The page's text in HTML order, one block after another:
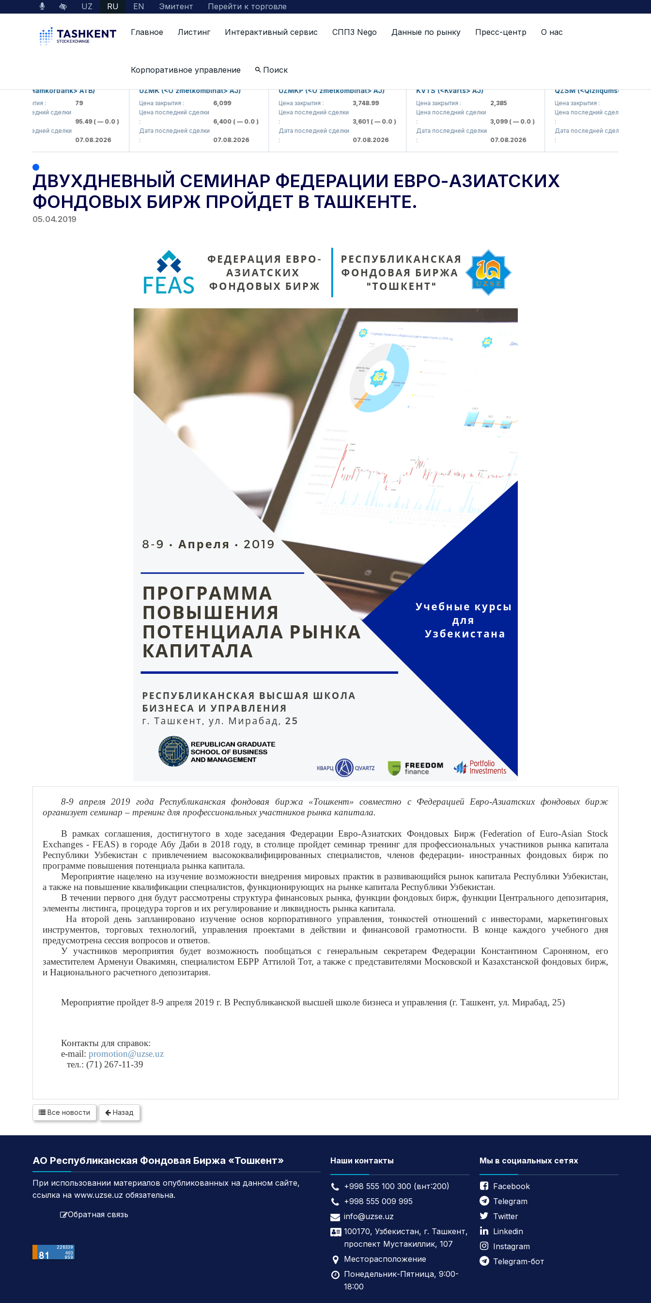
UZ RU EN Эмитент Перейти к торговле
Главное Листинг Интерактивный сервис СППЗ Nego Данные по рынку Пресс-центр О нас
Корпоративное управление Поиск
Новости Двухдневный семинар Федерации Евро-Азиатских фондовых бирж пройдет в Ташкенте.
(<Hamkorbank> ATB)
закрытия :
последний сделки
95.49( — 0.0 )
последней сделки
07.08.2026
UZMK (<O'zmetkombinat> AJ)
Цена закрытия :
6,099
Цена последний сделки
6,400( — 0.0 )
Дата последней сделки
07.08.2026
UZMKP (<O'zmetkombinat> AJ)
Цена закрытия :
3,748.99
Цена последний сделки
3,601( — 0.0 )
Дата последней сделки
07.08.2026
KVTS (<Kvarts> AJ)
Цена закрытия :
2,385
Цена последний сделки
3,099( — 0.0 )
Дата последней сделки
07.08.2026
QZSM (<Qizilqumsement> AJ)
Цена закрытия :
Цена последний сделки
Дата последней сделки
ДВУХДНЕВНЫЙ СЕМИНАР ФЕДЕРАЦИИ ЕВРО-АЗИАТСКИХ
ФОНДОВЫХ БИРЖ ПРОЙДЕТ В ТАШКЕНТЕ.
05.04.2019
8-9 апреля 2019 года Республиканская фондовая биржа «Тошкент» совместно с Федерацией Евро-Азиатских фондовых бирж
организует семинар – тренинг для профессиональных участников рынка капитала.
В рамках соглашения, достигнутого в ходе заседания Федерации Евро-Азиатских Фондовых Бирж (Federation of Euro-Asian Stock
Exchanges - FEAS) в городе Абу Даби в 2018 году, в столице пройдет семинар тренинг для профессиональных участников рынка капитала
Республики Узбекистан с привлечением высококвалифицированных специалистов, членов федерации- иностранных фондовых бирж по
программе повышения потенциала рынка капитала.
Мероприятие нацелено на изучение возможности внедрения мировых практик в развивающийся рынок капитала Республики Узбекистан,
а также на повышение квалификации специалистов, функционирующих на рынке капитала Республики Узбекистан.
В течении первого дня будут рассмотрены структура финансовых рынка, функции фондовых бирж, функции Центрального депозитария,
элементы листинга, процедура торгов и их регулирование и ликвидность рынка капитала.
На второй день запланировано изучение основ корпоративного управления, тонкостей отношений с инвесторами, маркетинговых
инструментов, торговых технологий, управления проектами в действии и финансовой грамотности. В конце каждого учебного дня
предусмотрена сессия вопросов и ответов.
У участников мероприятия будет возможность пообщаться с генеральным секретарем Федерации Константином Сароняном, его
заместителем Арменуи Овакимян, специалистом ЕБРР Аттилой Тот, а также с представителями Московской и Казахстанской фондовых бирж,
и Национального расчетного депозитария.
Мероприятие пройдет 8-9 апреля 2019 г. В Республиканской высшей школе бизнеса и управления (г. Ташкент, ул. Мирабад, 25)
Контакты для справок:
e-mail: promotion@uzse.uz
тел.: (71) 267-11-39
Все новости Назад
АО Республиканская Фондовая Биржа «Тошкент»
При использовании материалов опубликованных на данном сайте,
ссылка на www.uzse.uz обязательна.
Обратная связь
Наши контакты
+998 555 100 300 (внт:200)
+998 555 009 995
info@uzse.uz
100170, Узбекистан, г. Ташкент,
проспект Мустакиллик, 107
Месторасположение
Понедельник-Пятница, 9:00-
18:00
Мы в социальных сетях
Facebook
Telegram
Twitter
Linkedin
Instagram
Telegram-бот